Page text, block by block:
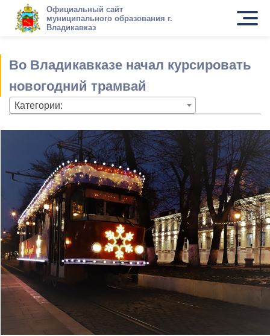
Официальный сайт
муниципального образования г.
Владикавказ
Во Владикавказе начал курсировать
новогодний трамвай
Категории: